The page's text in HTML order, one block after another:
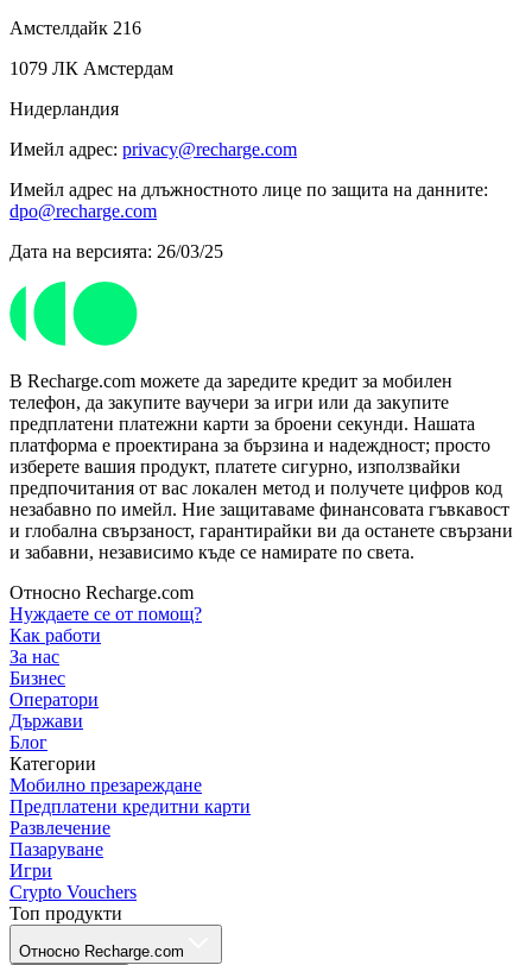
Амстелдайк 216
1079 ЛК Амстердам
Нидерландия
Имейл адрес: privacy@recharge.com
Имейл адрес на длъжностното лице по защита на данните:
dpo@recharge.com
Дата на версията: 26/03/25
В Recharge.com можете да заредите кредит за мобилен
телефон, да закупите ваучери за игри или да закупите
предплатени платежни карти за броени секунди. Нашата
платформа е проектирана за бързина и надеждност; просто
изберете вашия продукт, платете сигурно, използвайки
предпочитания от вас локален метод и получете цифров код
незабавно по имейл. Ние защитаваме финансовата гъвкавост
и глобална свързаност, гарантирайки ви да останете свързани
и забавни, независимо къде се намирате по света.
Относно Recharge.com
Нуждаете се от помощ?
Как работи
За нас
Бизнес
Оператори
Държави
Блог
Категории
Мобилно презареждане
Предплатени кредитни карти
Развлечение
Пазаруване
Игри
Crypto Vouchers
Топ продукти
Относно Recharge.com